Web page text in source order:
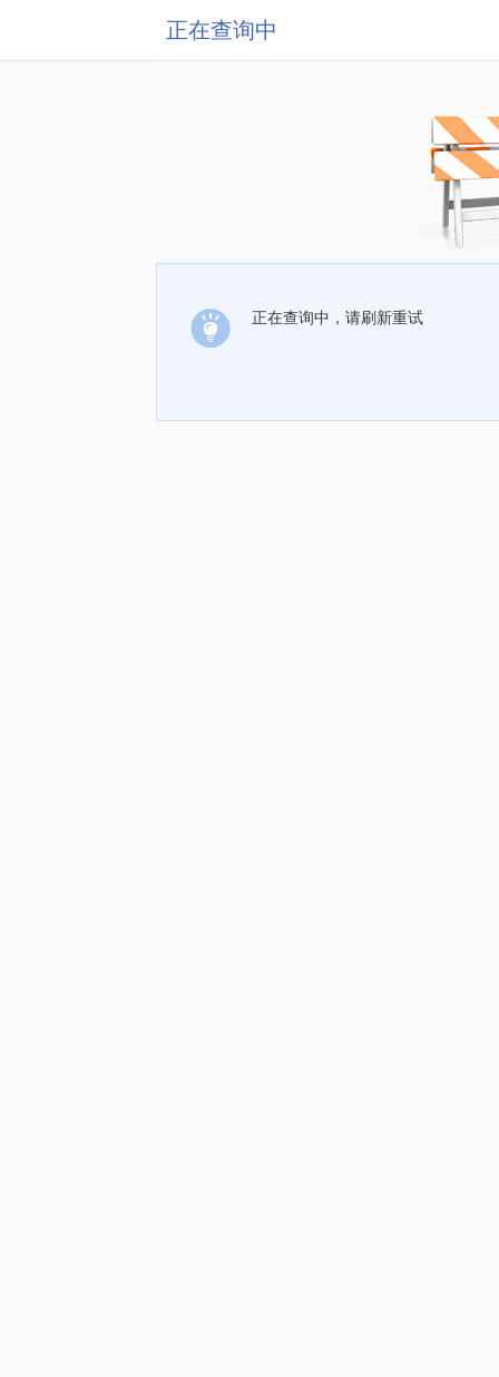
正在查询中
正在查询中，请刷新重试